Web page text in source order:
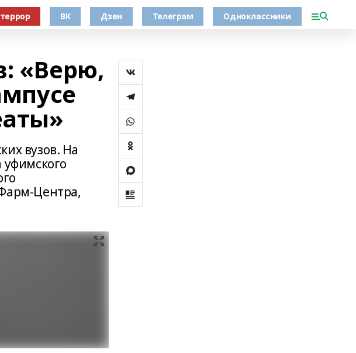
ВК Дзен Телеграм Одноклассники
«Верю,
вузов. На
уфимского
Центра,